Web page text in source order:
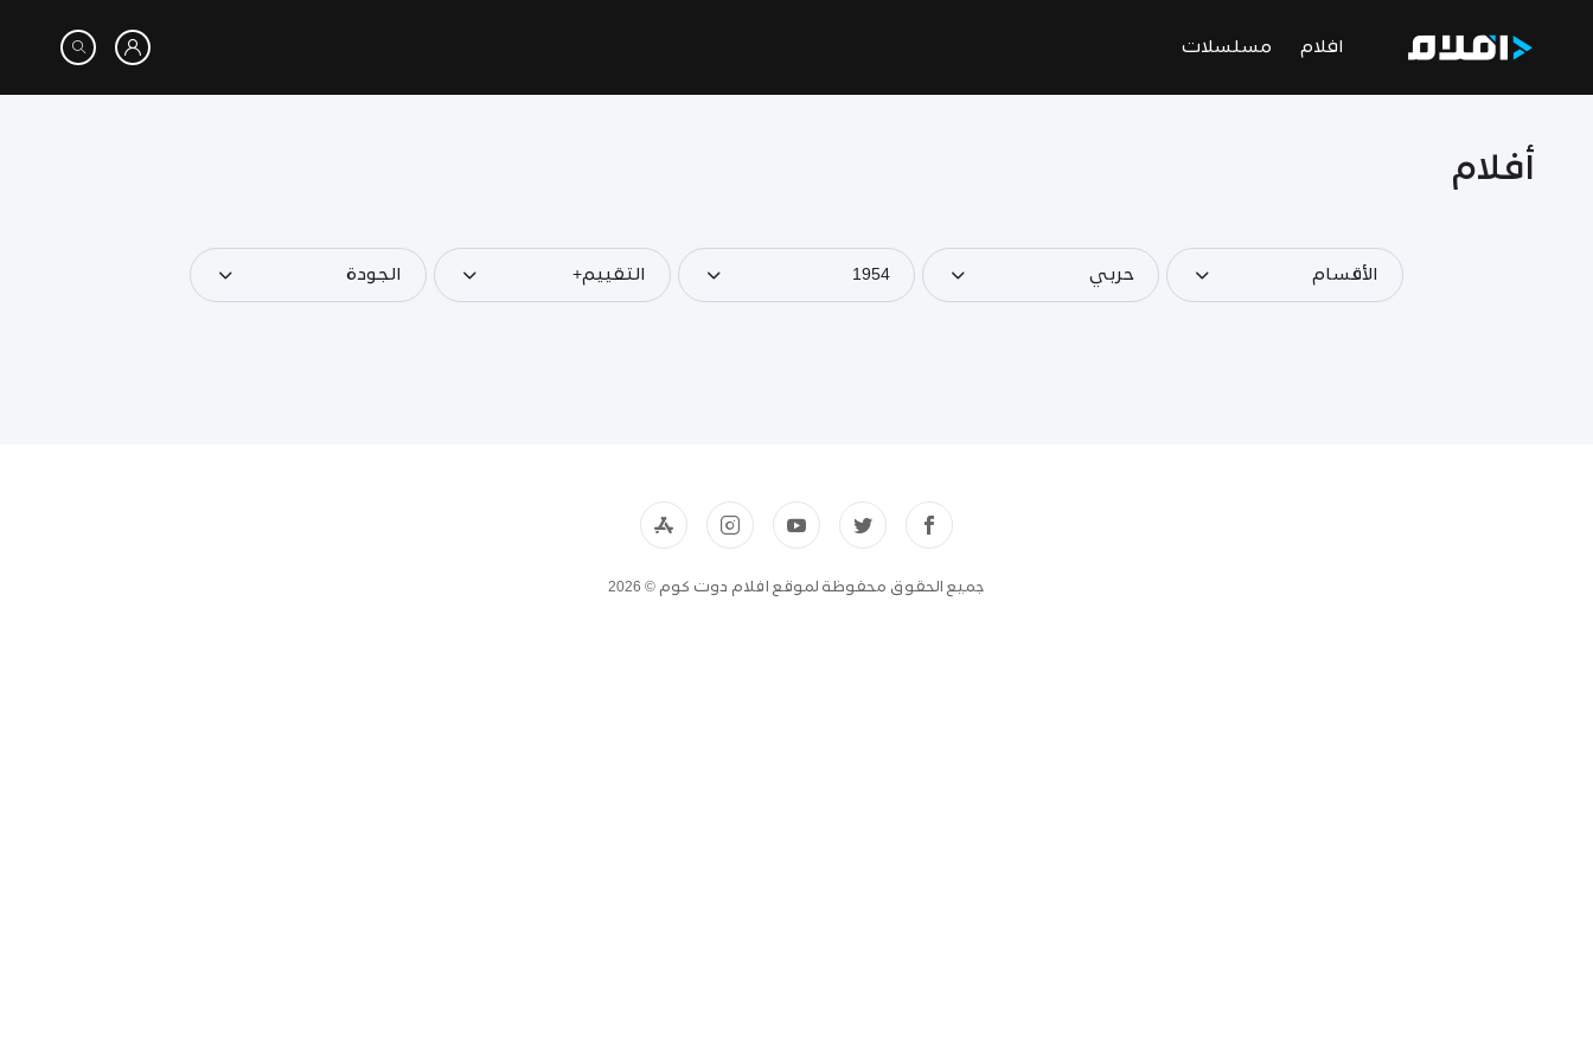
افلام مسلسلات
أفلام
الأقسام حربي 1954 التقييم+ الجودة
جميع الحقوق محفوظة لموقع افلام دوت كوم © 2026